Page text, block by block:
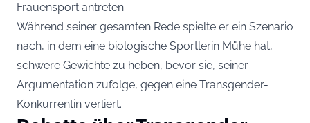
Frauensport antreten.
Während seiner gesamten Rede spielte er ein Szenario
nach, in dem eine biologische Sportlerin Mühe hat,
schwere Gewichte zu heben, bevor sie, seiner
Argumentation zufolge, gegen eine Transgender-
Konkurrentin verliert.